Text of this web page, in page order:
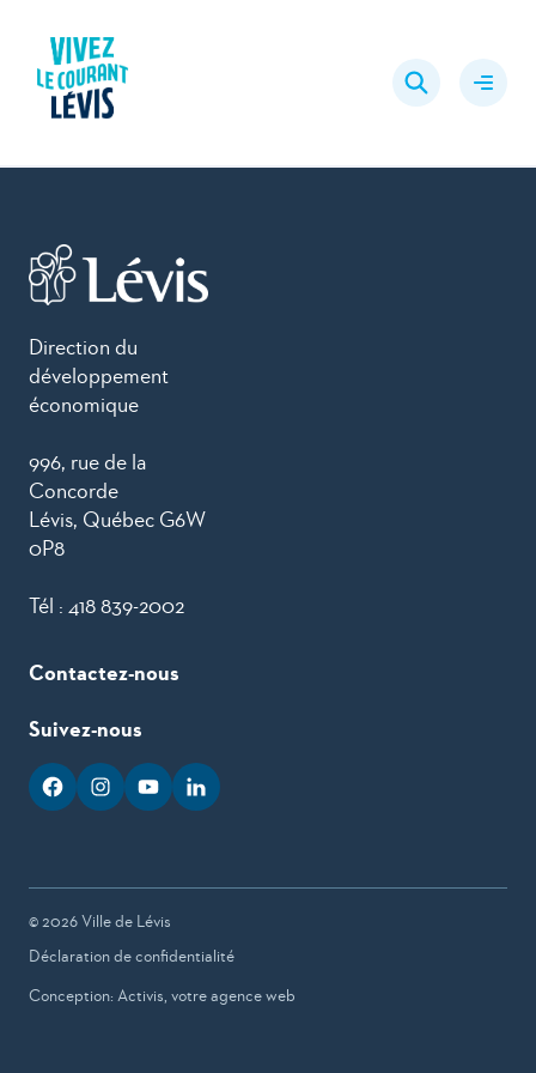
contenuRechercher
Ouvrir
Direction du
développement
économique
996, rue de la
Concorde
Lévis, Québec G6W
0P8
Tél : 418 839-2002
Contactez-nous
Suivez-nous
facebookgoogleplusgoogleplusgoogleplus
© 2026 Ville de Lévis
Déclaration de confidentialité
Conception: Activis, votre agence web